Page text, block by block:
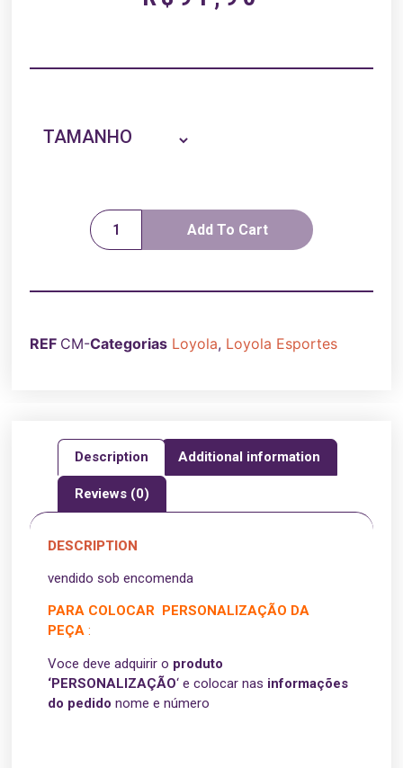
TAMANHO
Add To Cart
REF CM-Categorias Loyola, Loyola Esportes
Description Additional information
Reviews (0)
DESCRIPTION
vendido sob encomenda
PARA COLOCAR PERSONALIZAÇÃO DA
PEÇA :
Voce deve adquirir o produto
‘PERSONALIZAÇÃO‘ e colocar nas informações
do pedido nome e número